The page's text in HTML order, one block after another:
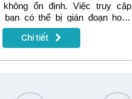
không ổn định. Việc truy cập
bạn có thể bị gián đoạn hoặc
tại một số thời điểm hoặc địa
nhà/cơ quan của bạn. Hãy
Chi tiết